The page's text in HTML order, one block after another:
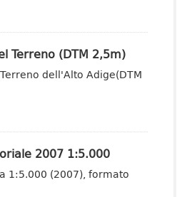
Terreno (DTM 2,5m)
dell'Alto Adige(DTM
2007 1:5.000
1:5.000 (2007), formato